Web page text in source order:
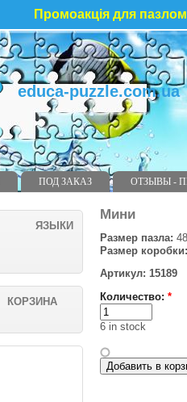
Промоакція для
educa-puzzle.com.ua
ПОД ЗАКАЗ ОТЗЫВЫ -
Мини
Размер пазла:
Размер коробки:
Артикул: 15189
Количество: *
6 in stock
ЯЗЫКИ
КОРЗИНА